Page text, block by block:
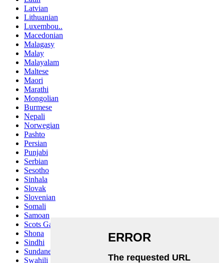
Latvian
Lithuanian
Luxembou..
Macedonian
Malagasy
Malay
Malayalam
Maltese
Maori
Marathi
Mongolian
Burmese
Nepali
Norwegian
Pashto
Persian
Punjabi
Serbian
Sesotho
Sinhala
Slovak
Slovenian
Somali
Samoan
Scots Gaelic
Shona
Sindhi
Sundanese
Swahili